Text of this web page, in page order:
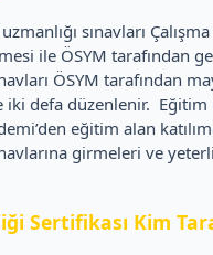
sınavları Çalışma
ile ÖSYM tarafından
ÖSYM tarafından
iki defa düzenlenir. Eğitim
eğitim alan
girmeleri ve
Sertifikası Kim